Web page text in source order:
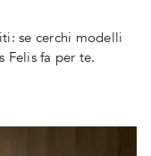
se cerchi modelli
fa per te.